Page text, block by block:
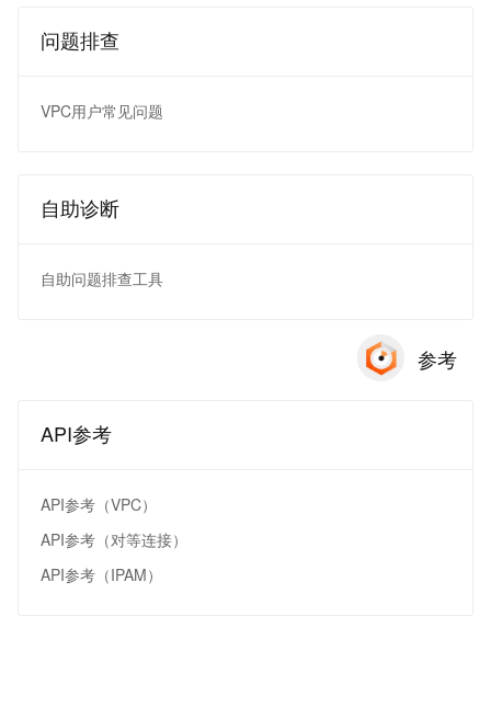
问题排查
VPC用户常见问题
自助诊断
自助问题排查工具
参考
API参考
API参考（VPC）
API参考（对等连接）
API参考（IPAM）